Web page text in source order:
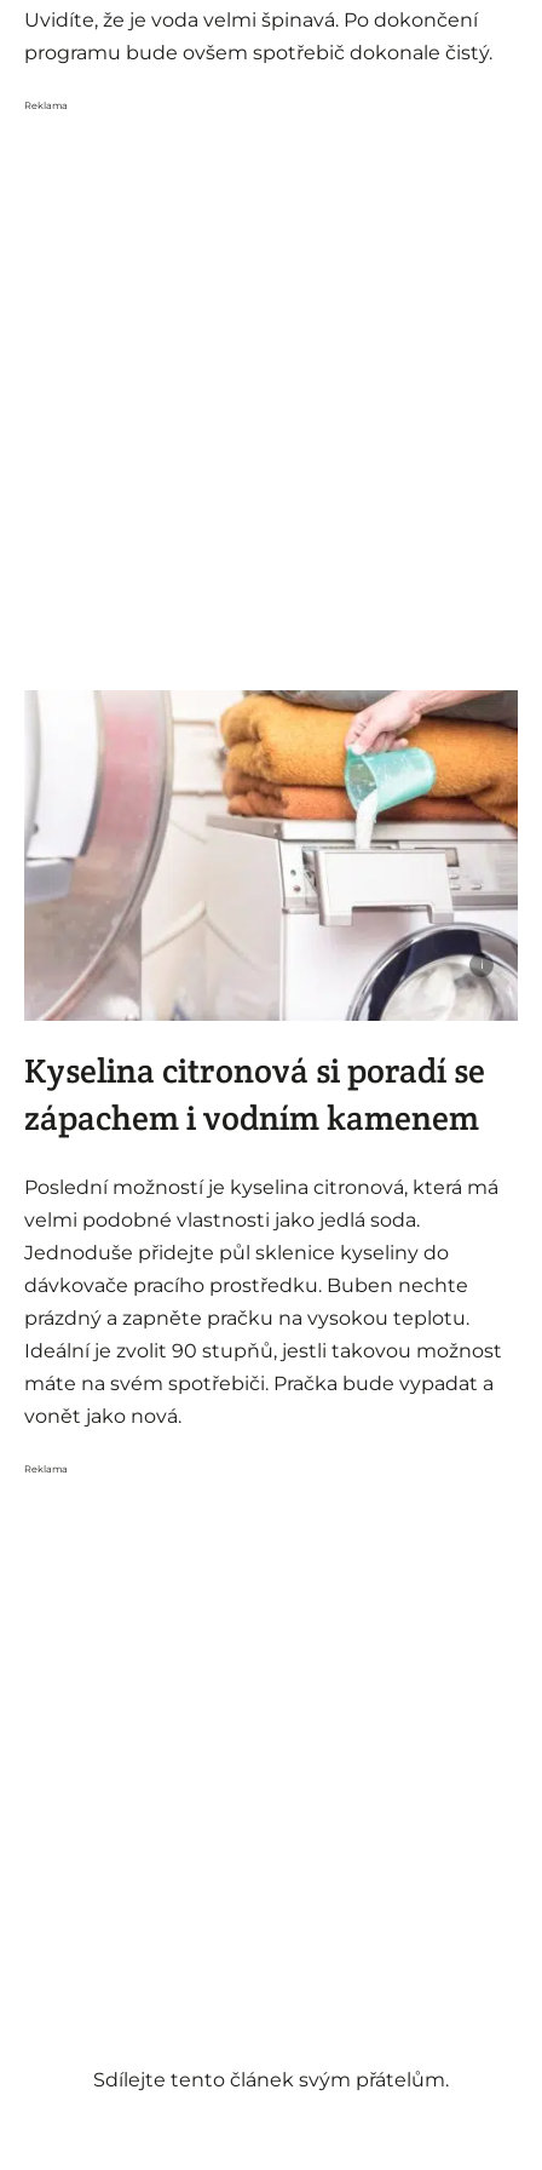
Uvidíte, že je voda velmi špinavá. Po dokončení
programu bude ovšem spotřebič dokonale čistý.
Reklama
i
Kyselina citronová si poradí se
zápachem i vodním kamenem
Poslední možností je kyselina citronová, která má
velmi podobné vlastnosti jako jedlá soda.
Jednoduše přidejte půl sklenice kyseliny do
dávkovače pracího prostředku. Buben nechte
prázdný a zapněte pračku na vysokou teplotu.
Ideální je zvolit 90 stupňů, jestli takovou možnost
máte na svém spotřebiči. Pračka bude vypadat a
vonět jako nová.
Reklama
Sdílejte tento článek svým přátelům.